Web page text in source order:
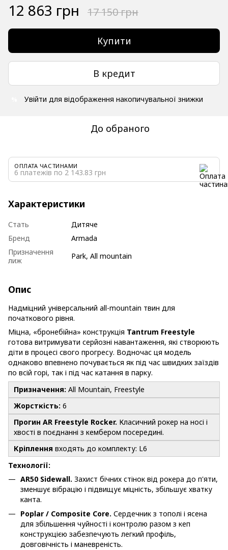
12 863 грн 17 150 грн
Купити
В кредит
Увійти для відображення накопичувальної знижки
До обраного
ОПЛАТА ЧАСТИНАМИ
6 платежів по 2 143.83 грн
Характеристики
Стать
Дитяче
Бренд
Armada
Призначення
лиж
Park, All mountain
Опис
Надміцний універсальний all-mountain твин для
початкового рівня.
Міцна, «бронебійна» конструкція Tantrum Freestyle
готова витримувати серйозні навантаження, які створюють
діти в процесі свого прогресу. Водночас ця модель
однаково впевнено почувається як під час швидких заїздів
по всій горі, так і під час катання в парку.
Призначення: All Mountain, Freestyle
Жорсткість: 6
Прогин AR Freestyle Rocker. Класичний рокер на носі і
хвості в поєднанні з кембером посередині.
Кріплення входять до комплекту: L6
Технології:
AR50 Sidewall. Захист бічних стінок від рокера до п'яти,
зменшує вібрацію і підвищує міцність, збільшує хватку
канта.
Poplar / Composite Core. Сердечник з тополі і ясена
для збільшення чуйності і контролю разом з кеп
конструкцією забезпечують легкий профіль,
довговічність і маневреність.